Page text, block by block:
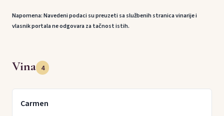
Napomena: Navedeni podaci su preuzeti sa službenih stranica vinarije i
vlasnik portala ne odgovara za tačnost istih.
Vina 4
Carmen